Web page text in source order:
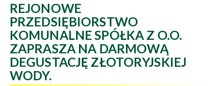
REJONOWE
PRZEDSIĘBIORSTWO
KOMUNALNE SPÓŁKA Z O.O.
ZAPRASZA NA DARMOWĄ
DEGUSTACJĘ ZŁOTORYJSKIEJ
WODY.